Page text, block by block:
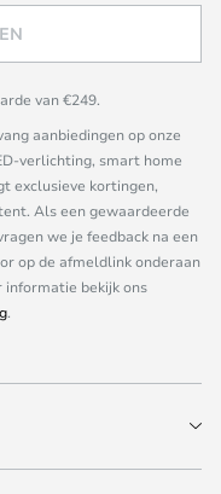
van €249.
aanbiedingen op onze
verlichting, smart home
exclusieve kortingen,
Als een gewaardeerde
we je feedback na een
op de afmeldlink onderaan
informatie bekijk ons
.